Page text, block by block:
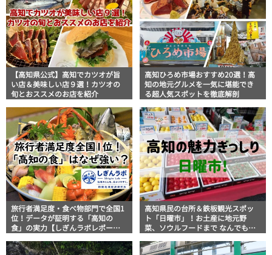
【高知県公式】高知でカツオが旨
い店＆美味しい店９選！カツオの
旬とおススメのお店を紹介
高知ひろめ市場おすすめ20選！高
知の地元グルメを一気に堪能でき
る超人気スポットを徹底解剖
旅行者満足度・食べ物部門で全国1
位！データが証明する「高知の
食」の実力【しぎんラボレポー
高知県民の台所＆鉄板観光スポッ
ト「日曜市」！お土産に地元野
菜、ソウルフードまで なんでもそ
説！